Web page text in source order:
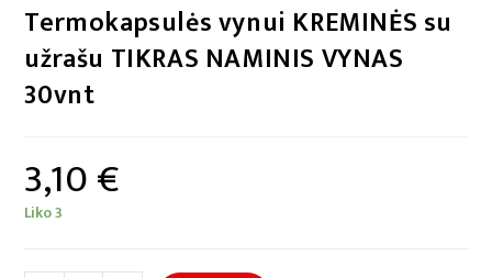
Termokapsulės vynui KREMINĖS su
užrašu TIKRAS NAMINIS VYNAS
30vnt
3,10€
Liko 3